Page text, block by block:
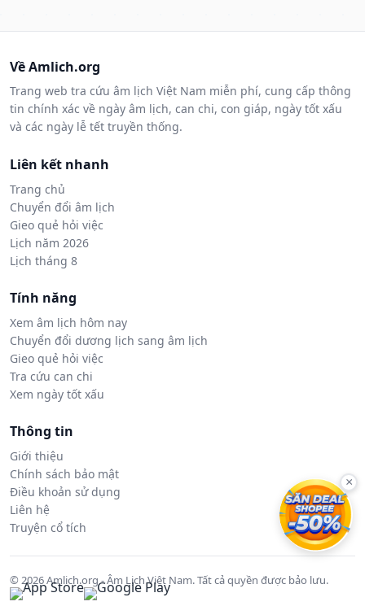
Về Amlich.org
Trang web tra cứu âm lịch Việt Nam miễn phí, cung cấp thông
tin chính xác về ngày âm lịch, can chi, con giáp, ngày tốt xấu
và các ngày lễ tết truyền thống.
Liên kết nhanh
Trang chủ
Chuyển đổi âm lịch
Gieo quẻ hỏi việc
Lịch năm 2026
Lịch tháng 8
Tính năng
Xem âm lịch hôm nay
Chuyển đổi dương lịch sang âm lịch
Gieo quẻ hỏi việc
Tra cứu can chi
Xem ngày tốt xấu
Thông tin
Giới thiệu
Chính sách bảo mật
Điều khoản sử dụng
Liên hệ
Truyện cổ tích
© 2026 Amlich.org - Âm Lịch Việt Nam. Tất cả quyền được bảo lưu.
×